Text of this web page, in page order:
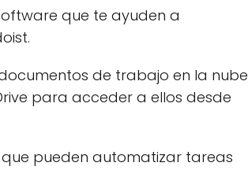
que te ayuden a
de trabajo en la nube
para acceder a ellos desde
pueden automatizar tareas